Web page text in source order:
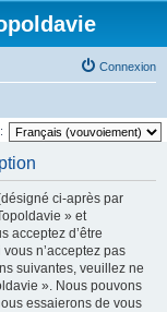
Connexion
ci-après par
» et
acceptez d’être
n’acceptez pas
suivantes, veuillez ne
». Nous pouvons
essaierons de vous